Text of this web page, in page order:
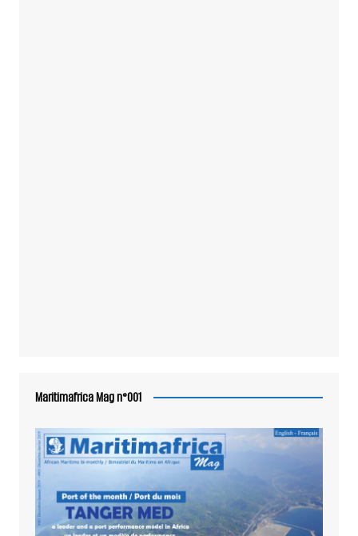
Maritimafrica Mag n°001